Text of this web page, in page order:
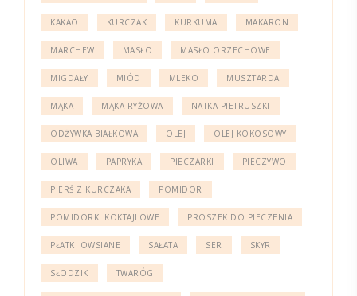
KAKAO KURCZAK KURKUMA MAKARON
MARCHEW MASŁO MASŁO ORZECHOWE
MIGDAŁY MIÓD MLEKO MUSZTARDA
MĄKA MĄKA RYŻOWA NATKA PIETRUSZKI
ODŻYWKA BIAŁKOWA OLEJ OLEJ KOKOSOWY
OLIWA PAPRYKA PIECZARKI PIECZYWO
PIERŚ Z KURCZAKA POMIDOR
POMIDORKI KOKTAJLOWE PROSZEK DO PIECZENIA
PŁATKI OWSIANE SAŁATA SER SKYR
SŁODZIK TWARÓG